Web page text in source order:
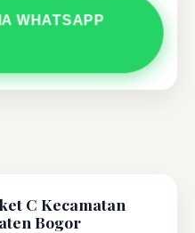
WHATSAPP
C Kecamatan
Bogor